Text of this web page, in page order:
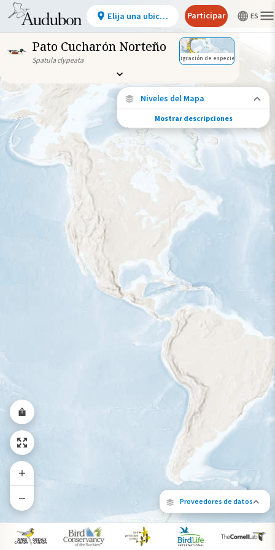
Pato Cucharón Norteño
Spatula clypeata Migración de especies
Proveedores de datos
Niveles del Mapa
Conexiones de especies
Elija cualquier ubicación en el mapa para
ver dónde más se han vuelto a encontrar
aves marcadas de esta especie.
Ubicaciones con disponibilidad
Ubicaciones conectadas
Gama de especies por estación
Gama de verano
Rango de invierno
Rango a lo largo del año
Mostrar descripciones
Elija una ubicación Participar